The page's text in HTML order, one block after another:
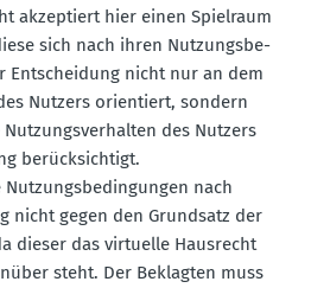
akzep­tiert hier einen Spielraum
sich nach ihren Nutzungs­be­
Entscheidung nicht nur an dem
Nutzers orien­tiert, sondern
des Nutzers
berück­sichtigt.
nach
nicht gegen den Grundsatz der
dieser das virtuelle Hausrecht
steht. Der Beklagten muss